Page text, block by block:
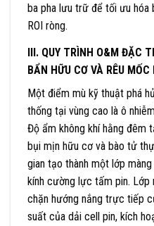
ba pha lưu trữ để tối ưu hóa
ROI ròng.
III. QUY TRÌNH O&M ĐẶC
BẨN HỮU CƠ VÀ RÊU
Một điểm mù kỹ thuật phá
thống tại vùng cao là ô
Độ ẩm không khí hằng đêm
bụi mịn hữu cơ và bào tử
gian tạo thành một lớp
kính cường lực tấm pin. Lớp
chặn hướng nắng trực tiếp
suất của dải cell pin, kích